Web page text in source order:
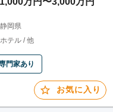
静岡県
ホテル / 他
門家あり
お気に入り